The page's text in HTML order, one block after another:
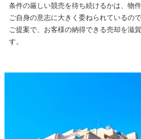
条件の厳しい競売を待ち続けるかは、物
ご自身の意志に大きく委ねられているの
ご提案で、お客様の納得できる売却を滋
す。